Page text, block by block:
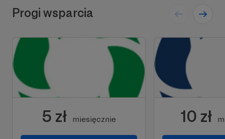
Progi wsparcia
5 zł miesięcznie 10 zł